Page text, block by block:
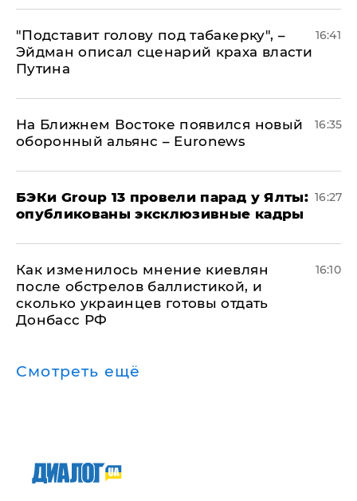
​"Подставит голову под табакерку", –
Эйдман описал сценарий краха власти
Путина
16:41
На Ближнем Востоке появился новый
оборонный альянс – Euronews
16:35
​БЭКи Group 13 провели парад у Ялты:
опубликованы эксклюзивные кадры
16:27
Как изменилось мнение киевлян
после обстрелов баллистикой, и
сколько украинцев готовы отдать
Донбасс РФ
16:10
Смотреть ещё